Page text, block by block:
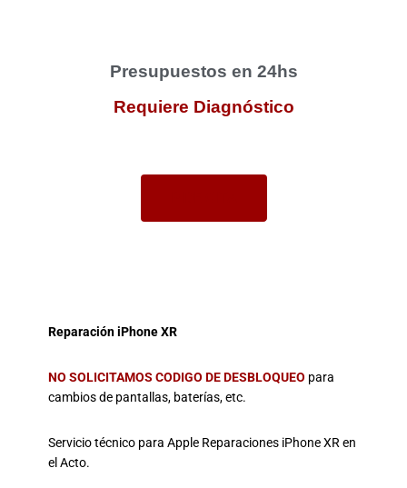
Presupuestos en 24hs
Requiere Diagnóstico
Reparación iPhone XR
NO SOLICITAMOS CODIGO DE DESBLOQUEO para
cambios de pantallas, baterías, etc.
Servicio técnico para Apple Reparaciones iPhone XR en
el Acto.